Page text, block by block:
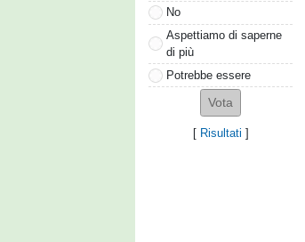
No
Aspettiamo di saperne
di più
Potrebbe essere
[ Risultati ]